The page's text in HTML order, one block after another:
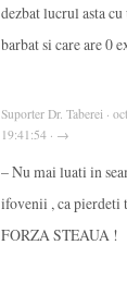
dezbat lucrul asta cu
barbat si care are 0
Suporter Dr. Taberei ·
19:41:54 · →
– Nu mai luati in
ifovenii , ca
FORZA STEAUA !